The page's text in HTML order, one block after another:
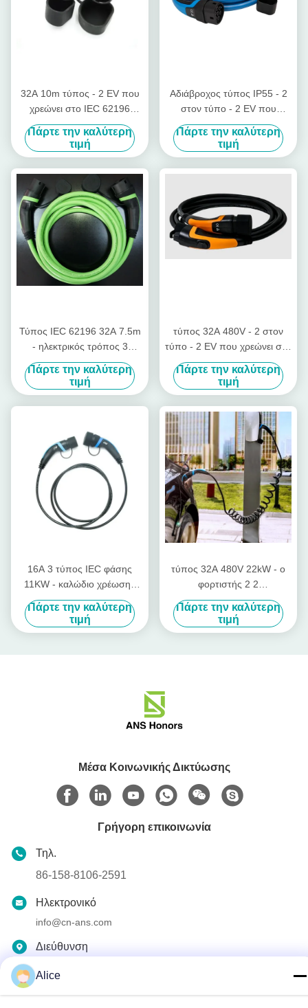
32A 10m τύπος - 2 EV που
χρεώνει στο IEC 62196
καλωδίων τους ηλεκτρικούς
συνδετήρες οχημάτων
Πάρτε την καλύτερη
τιμή
Αδιάβροχος τύπος IP55 - 2
στον τύπο - 2 EV που
χρεώνει το καλώδιο για το
ηλεκτρικό όχημα
Πάρτε την καλύτερη
τιμή
Τύπος IEC 62196 32A 7.5m
- ηλεκτρικός τρόπος 3
φορτιστών TPU αυτοκινήτων
2 τύπος - καλώδιο 2
Πάρτε την καλύτερη
τιμή
τύπος 32A 480V - 2 στον
τύπο - 2 EV που χρεώνει στο
IEC 62196 καλωδίων το
καλώδιο χρέωσης 3 φάσης
Πάρτε την καλύτερη
τιμή
16A 3 τύπος IEC φάσης
11KW - καλώδιο χρέωσης
οχημάτων 2 συνδετήρων με
το καλώδιο 5m
Πάρτε την καλύτερη
τιμή
τύπος 32A 480V 22kW - ο
φορτιστής 2 2
εναλλασσόμενου ρεύματος
κουλουρίασε τον τύπο -
συνδετήρας 2 EV
Πάρτε την καλύτερη
τιμή
Μέσα Κοινωνικής Δικτύωσης
Γρήγορη επικοινωνία
Τηλ.
86-158-8106-2591
Ηλεκτρονικό
info@cn-ans.com
Διεύθυνση
Chengdu
Alice